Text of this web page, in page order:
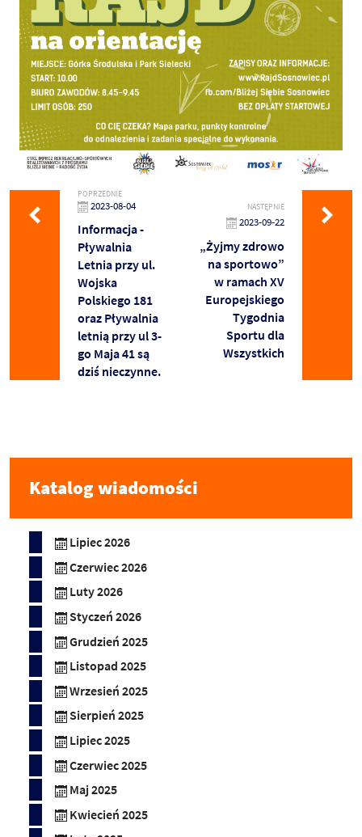
POPRZEDNIE
2023-08-04
Informacja -
Pływalnia
Letnia przy ul.
Wojska
Polskiego 181
oraz Pływalnia
letnią przy ul 3-
go Maja 41 są
dziś nieczynne.
NASTĘPNIE
2023-09-22
„Żyjmy zdrowo
na sportowo”
w ramach XV
Europejskiego
Tygodnia
Sportu dla
Wszystkich
Katalog wiadomości
Lipiec 2026
Czerwiec 2026
Luty 2026
Styczeń 2026
Grudzień 2025
Listopad 2025
Wrzesień 2025
Sierpień 2025
Lipiec 2025
Czerwiec 2025
Maj 2025
Kwiecień 2025